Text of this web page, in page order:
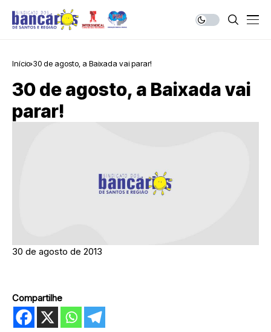
Início 30 de agosto, a Baixada vai parar!
30 de agosto, a Baixada vai
parar!
30 de agosto de 2013
Compartilhe